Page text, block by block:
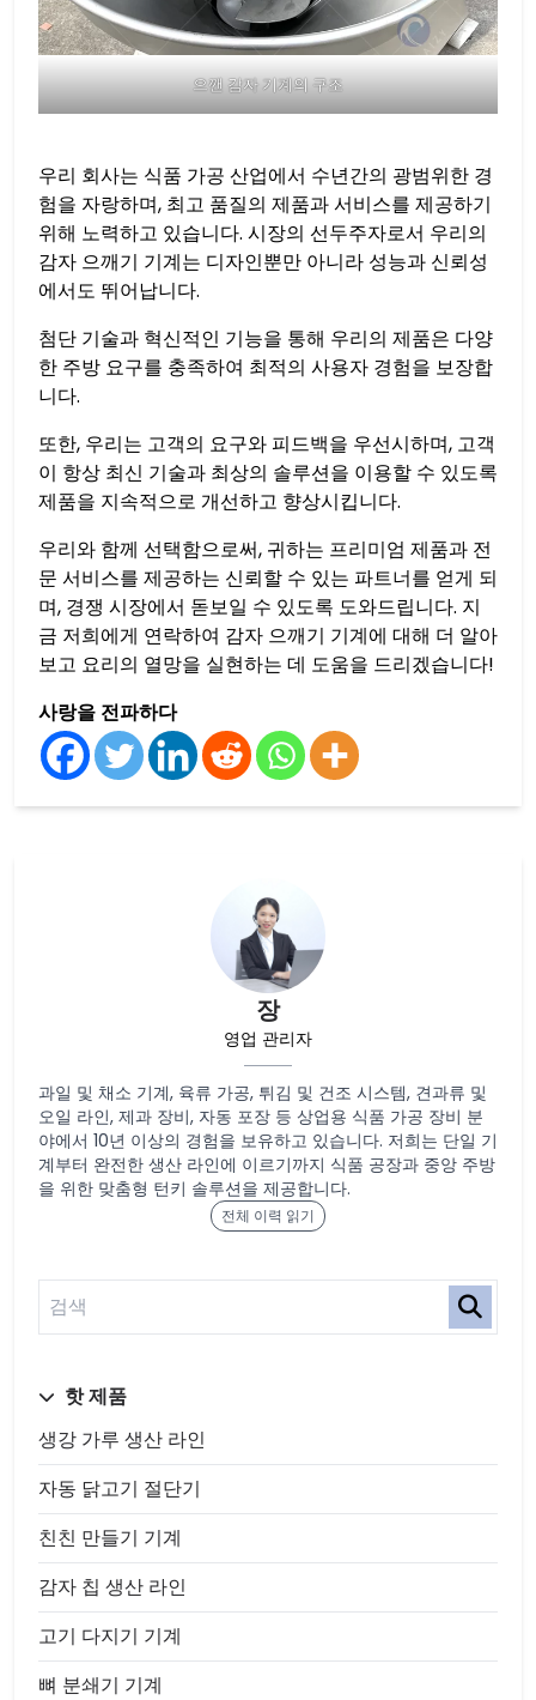
으깬 감자 기계의 구조
우리 회사는 식품 가공 산업에서 수년간의 광범위한 경
험을 자랑하며, 최고 품질의 제품과 서비스를 제공하기
위해 노력하고 있습니다. 시장의 선두주자로서 우리의
감자 으깨기 기계는 디자인뿐만 아니라 성능과 신뢰성
에서도 뛰어납니다.
첨단 기술과 혁신적인 기능을 통해 우리의 제품은 다양
한 주방 요구를 충족하여 최적의 사용자 경험을 보장합
니다.
또한, 우리는 고객의 요구와 피드백을 우선시하며, 고객
이 항상 최신 기술과 최상의 솔루션을 이용할 수 있도록
제품을 지속적으로 개선하고 향상시킵니다.
우리와 함께 선택함으로써, 귀하는 프리미엄 제품과 전
문 서비스를 제공하는 신뢰할 수 있는 파트너를 얻게 되
며, 경쟁 시장에서 돋보일 수 있도록 도와드립니다. 지
금 저희에게 연락하여 감자 으깨기 기계에 대해 더 알아
보고 요리의 열망을 실현하는 데 도움을 드리겠습니다!
사랑을 전파하다
장
영업 관리자
과일 및 채소 기계, 육류 가공, 튀김 및 건조 시스템, 견과류 및
오일 라인, 제과 장비, 자동 포장 등 상업용 식품 가공 장비 분
야에서 10년 이상의 경험을 보유하고 있습니다. 저희는 단일 기
계부터 완전한 생산 라인에 이르기까지 식품 공장과 중앙 주방
을 위한 맞춤형 턴키 솔루션을 제공합니다.
전체 이력 읽기
핫 제품
생강 가루 생산 라인
자동 닭고기 절단기
친친 만들기 기계
감자 칩 생산 라인
고기 다지기 기계
뼈 분쇄기 기계